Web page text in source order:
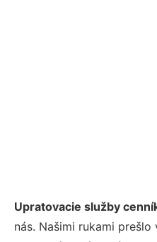
Upratovacie služby
nás. Našimi rukami